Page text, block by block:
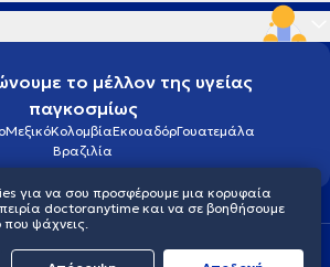
το μέλλον της υγείας
παγκοσμίως
ΜεξικόΚολομβίαΕκουαδόρΓουατεμάλα
Βραζιλία
Πολιτική προστασίας προσωπικού απορρήτου
για να σου προσφέρουμε μια κορυφαία
doctoranytime και να σε βοηθήσουμε
που ψάχνεις.